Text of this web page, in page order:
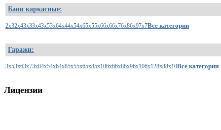
Бани каркасные:
2x32x43x33x43x53x64x44x54x65x55x66x66x76x86x97x7Все категории
Гаражи:
3x53x63x73x84x54x64x85x55x65x85x106x66x86x96x106x128x88x10Все категории
Лицензии